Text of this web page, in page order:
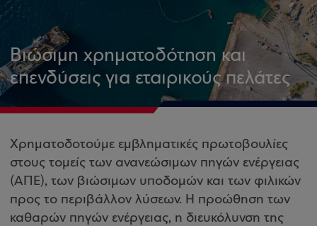
Βιώσιμη χρηματοδότηση και
επενδύσεις για εταιρικούς πελάτες
Χρηματοδοτούμε εμβληματικές πρωτοβουλίες
στους τομείς των ανανεώσιμων πηγών ενέργειας
(ΑΠΕ), των βιώσιμων υποδομών και των φιλικών
προς το περιβάλλον λύσεων. Η προώθηση των
καθαρών πηγών ενέργειας, η διευκόλυνση της